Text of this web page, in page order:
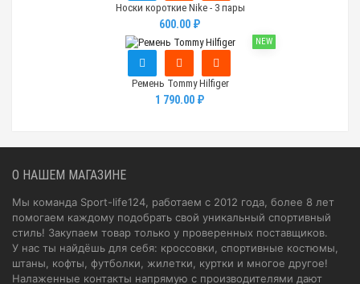
Носки короткие Nike - 3 пары
600.00 ₽
NEW
Ремень Tommy Hilfiger
1 790.00 ₽
О НАШЕМ МАГАЗИНЕ
Мы команда Sport-life124, работаем с 2012 года, более 8 лет
помогаем каждому подобрать свой уникальный спортивный
стиль! Закупаем товар только у проверенных поставщиков.
У нас ты найдёшь для себя: кроссовки, спортивные костюмы,
штаны, кофты, футболки, жилетки, куртки и многое другое!
Налаженные контакты напрямую с производителями дают